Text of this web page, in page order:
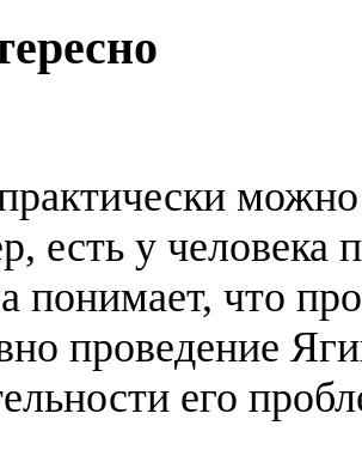
есть у человека
понимает, что
проведение
его